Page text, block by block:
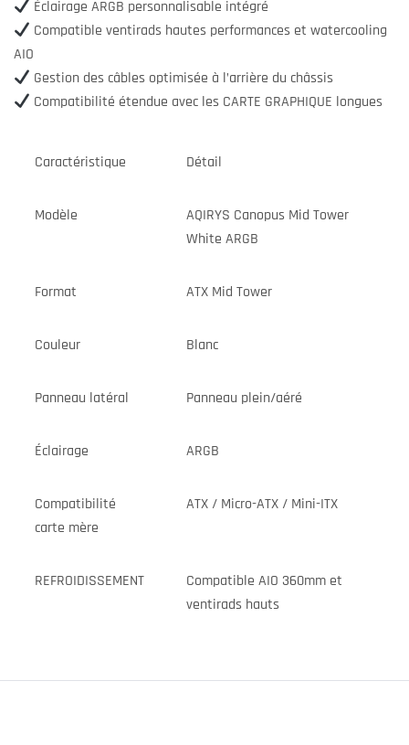
Éclairage ARGB personnalisable intégré
Compatible ventirads hautes performances et watercooling
AIO
Gestion des câbles optimisée à l’arrière du châssis
Compatibilité étendue avec les CARTE GRAPHIQUE longues
Caractéristique Détail
Modèle
AQIRYS Canopus Mid Tower
White ARGB
Format ATX Mid Tower
Couleur Blanc
Panneau latéral Panneau plein/aéré
Éclairage ARGB
Compatibilité
carte mère
ATX / Micro-ATX / Mini-ITX
REFROIDISSEMENT
Compatible AIO 360mm et
ventirads hauts